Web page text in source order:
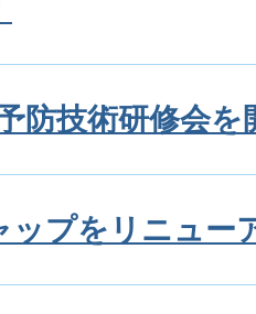
防技術研修会を
ップをリニュー